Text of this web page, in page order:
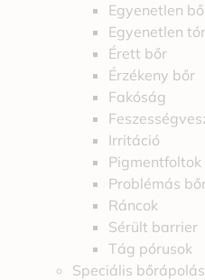
Egyenetlen
Egyenetlen
Érett bőr
Érzékeny bőr
Fakóság
Irritáció
Pigmentfoltok
Problémás
Ráncok
Sérült barrier
Tág pórusok
Speciális bőrápolás